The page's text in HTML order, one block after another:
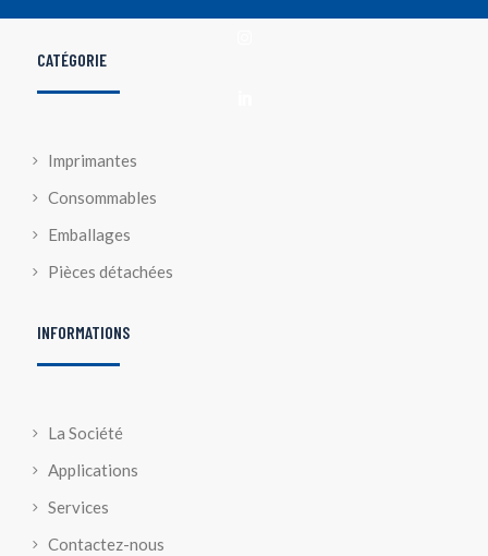
CATÉGORIE
Imprimantes
Consommables
Emballages
Pièces détachées
INFORMATIONS
La Société
Applications
Services
Contactez-nous